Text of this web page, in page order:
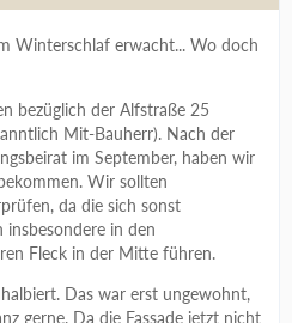
Winterschlaf erwacht... Wo doch
bezüglich der Alfstraße 25
Mit-Bauherr). Nach der
im September, haben wir
Wir sollten
da die sich sonst
insbesondere in den
Fleck in der Mitte führen.
Das war erst ungewohnt,
gerne. Da die Fassade jetzt nicht